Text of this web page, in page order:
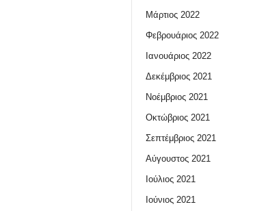
Μάρτιος 2022
Φεβρουάριος 2022
Ιανουάριος 2022
Δεκέμβριος 2021
Νοέμβριος 2021
Οκτώβριος 2021
Σεπτέμβριος 2021
Αύγουστος 2021
Ιούλιος 2021
Ιούνιος 2021